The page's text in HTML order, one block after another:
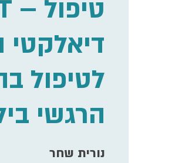
דיאלקטי
לטיפול
הרגשי
נורית שחר